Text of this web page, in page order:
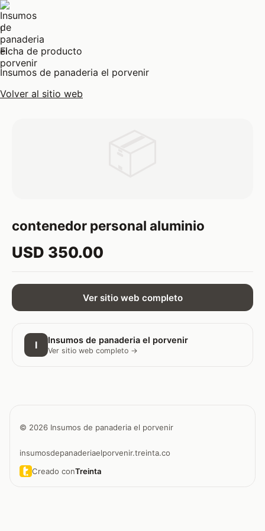
I
Ficha de producto
Insumos de panaderia el porvenir
Volver al sitio web
contenedor personal aluminio
USD 350.00
Ver sitio web completo
I Insumos de panaderia el porvenir
Ver sitio web completo →
© 2026 Insumos de panaderia el porvenir
insumosdepanaderiaelporvenir.treinta.co
Creado conTreinta